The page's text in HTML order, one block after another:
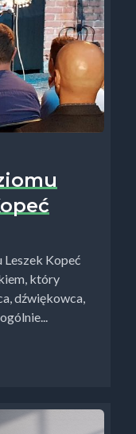
Kopeć
który
dźwiękowca,